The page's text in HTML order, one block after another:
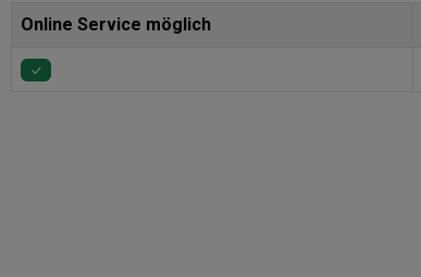
Online Service möglich